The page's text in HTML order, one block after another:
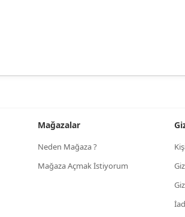
Mağazalar
Neden Mağaza ?
Mağaza Açmak İstiyorum